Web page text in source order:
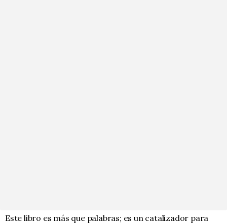
Este libro es más que palabras; es un catalizador para